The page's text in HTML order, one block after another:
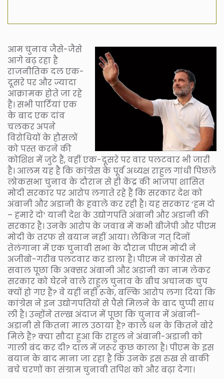
आम चुनाव जैसे-जैसे
आगे बढ़ रहा है
राजनीतिक दल एक-
दूसरे पर और ज्यादा
आक्रामक होते जा रहे
हैं। सभी पार्टियां एक
के बाद एक दांव
चलकर अपने
विरोधियों के हौसलों
को पस्त करने की
कोशिश में जुटे हैं, वहीं एक-दूसरे पर वार पलटवार भी जारी
है। आलम यह है कि कांग्रेस के पूर्व अध्यक्ष राहुल गांधी पिछले
लोकसभा चुनाव के दौरान से ही केंद्र की भाजपा शासित
मोदी सरकार पर आरोप लगाते रहे हैं कि सरकार देश को
अंबानी और अडानी के हवाले कर रही है। यह सरकार ‘हम दो
– हमारे दो’ यानी देश के उद्योगपति अंबानी और अडानी की
सरकार है। उनके आरोप के जवाब में कभी बीजेपी और पीएम
मोदी के तरफ से बयान नहीं आया। लेकिन गत् दिनों
तेलंगाना में एक चुनावी सभा के दौरान पीएम मोदी ने
अजीबो-गरीब पलटवार कर डाला है। पीएम ने कांग्रेस से
सवाल पूछा कि अक्सर अंबानी और अडानी का नाम लेकर
सरकार को घेरने वाले राहुल चुनाव के बीच अचानक चुप
क्यों हो गए हैं? वे यहीं नहीं रूके, बल्कि आरोप लगा दिया कि
कांग्रेस ने इन उद्योगपतियों से पैसे मिलने के बाद चुप्पी साध
ली है। उन्होंने तल्ख अंदाज में पूछा कि चुनाव में अंबानी-
अडानी से कितना माल उठाया है? काले धन के कितने बोरे
मिले हैं? क्या सौदा हुआ कि राहुल ने अंबानी-अडानी को
गाली बंद कर दी? दाल में जरूर कुछ काला है। पीएम के इस
बयान के बाद माना जा रहा है कि उनके इस रुख से बाकी
बचे चरणों का संग्राम चुनावी तपिश को और बढ़ा देगा।